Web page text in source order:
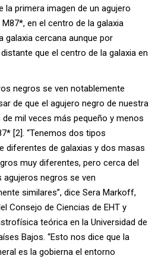
la primera imagen de un agujero
en el centro de la galaxia
galaxia cercana aunque por
que el centro de la galaxia en
negros se ven notablemente
de que el agujero negro de nuestra
de mil veces más pequeño y menos
[2]. “Tenemos dos tipos
diferentes de galaxias y dos masas
muy diferentes, pero cerca del
agujeros negros se ven
similares”, dice Sera Markoff,
Consejo de Ciencias de EHT y
teórica en la Universidad de
Bajos. “Esto nos dice que la
es la gobierna el entorno